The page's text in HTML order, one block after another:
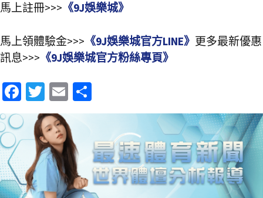
馬上註冊>>> 《9J娛樂城》
馬上領體驗金>>> 《9J娛樂城官方LINE》 更多最新優惠
訊息>>> 《9J娛樂城官方粉絲專頁》
Fa
ce
b
o
o
k
T
wi
tt
er
E
m
ai
l
享